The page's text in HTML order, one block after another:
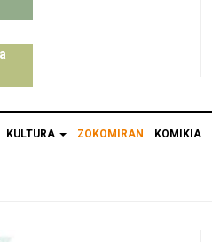
KULTURA ZOKOMIRAN KOMIKIA